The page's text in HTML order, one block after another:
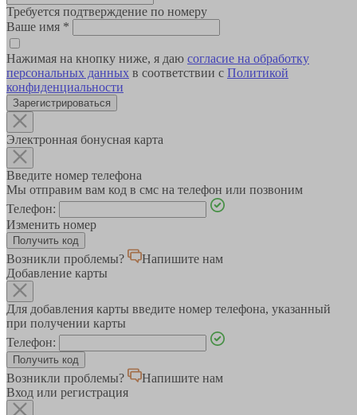
Требуется подтверждение по номеру
Ваше имя *
Нажимая на кнопку ниже, я даю согласие на обработку
персональных данных в соответствии с Политикой
конфиденциальности
Зарегистрироваться
Электронная бонусная карта
Введите номер телефона
Мы отправим вам код в смс на телефон или позвоним
Телефон:
Изменить номер
Возникли проблемы?
Напишите нам
Добавление карты
Для добавления карты введите номер телефона, указанный
при получении карты
Телефон:
Возникли проблемы?
Напишите нам
Вход или регистрация